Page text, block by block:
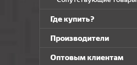
Где купить?
Производители
Оптовым клиентам